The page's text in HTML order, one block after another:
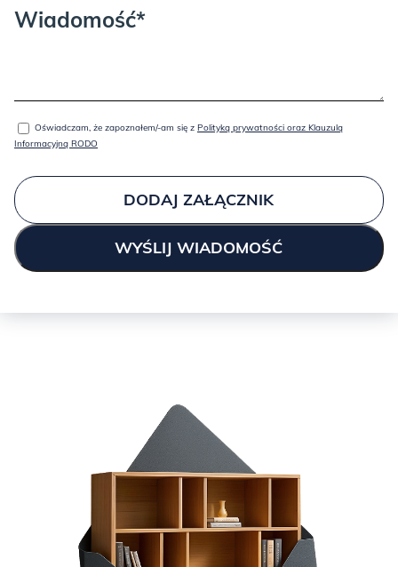
Wiadomość*
Oświadczam, że zapoznałem/-am się z Polityką prywatności oraz Klauzulą
Informacyjną RODO
DODAJ ZAŁĄCZNIK